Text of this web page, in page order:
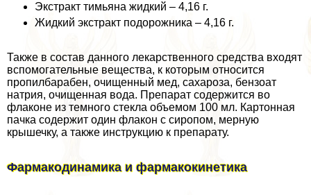
Экстpaкт тимьяна жидкий – 4,16 г.
Жидкий экстpaкт подорожника – 4,16 г.
Также в состав данного лекарственного средства входят
вспомогательные вещества, к которым относится
пропилбарабен, очищенный мед, сахароза, бензоат
натрия, очищенная вода. Препарат содержится во
флаконе из темного стекла объемом 100 мл. Картонная
пачка содержит один флакон с сиропом, мерную
крышечку, а также инструкцию к препарату.
Фармакодинамика и фармакокинетика